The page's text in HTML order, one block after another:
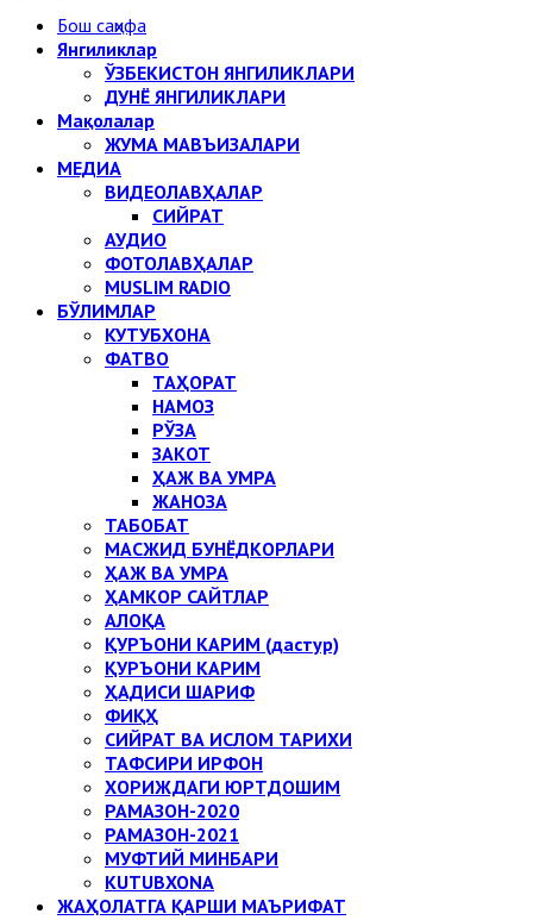
Бош саҳифа
Янгиликлар
ЎЗБЕКИСТОН ЯНГИЛИКЛАРИ
ДУНЁ ЯНГИЛИКЛАРИ
Мақолалар
ЖУМА МАВЪИЗАЛАРИ
МЕДИА
ВИДЕОЛАВҲАЛАР
СИЙРАТ
АУДИО
ФОТОЛАВҲАЛАР
MUSLIM RADIO
БЎЛИМЛАР
КУТУБХОНА
ФАТВО
ТАҲОРАТ
НАМОЗ
РЎЗА
ЗАКОТ
ҲАЖ ВА УМРА
ЖАНОЗА
ТАБОБАТ
МАСЖИД БУНЁДКОРЛАРИ
ҲАЖ ВА УМРА
ҲАМКОР САЙТЛАР
АЛОҚА
ҚУРЪОНИ КАРИМ (дастур)
ҚУРЪОНИ КАРИМ
ҲАДИСИ ШАРИФ
ФИҚҲ
СИЙРАТ ВА ИСЛОМ ТАРИХИ
ТАФСИРИ ИРФОН
ХОРИЖДАГИ ЮРТДОШИМ
РАМАЗОН-2020
РАМАЗОН-2021
МУФТИЙ МИНБАРИ
KUTUBXONA
ЖАҲОЛАТГА ҚАРШИ МАЪРИФАТ